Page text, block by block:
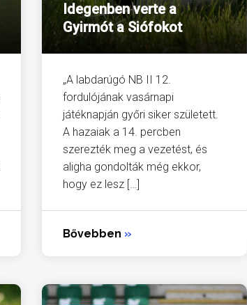
Idegenben verte a
Gyirmót a Siófokot
„A labdarúgó NB II 12.
fordulójának vasárnapi
játéknapján győri siker született.
A hazaiak a 14. percben
szerezték meg a vezetést, és
aligha gondolták még ekkor,
hogy ez lesz […]
Bővebben »